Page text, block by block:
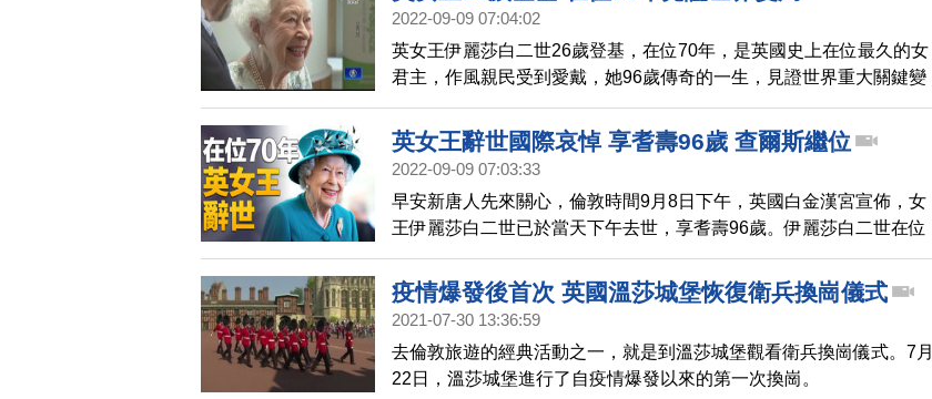
2022-09-09 07:04:02
英女王伊麗莎白二世26歲登基，在位70年，是英國史上在位最久的女
君主，作風親民受到愛戴，她96歲傳奇的一生，見證世界重大關鍵變
化，包括，1991 年英國參加波斯灣戰爭、1997年香港主權移交、
2020年中國武漢疫情擴至全球等等。
英女王辭世國際哀悼 享耆壽96歲 查爾斯繼位
2022-09-09 07:03:33
早安新唐人先來關心，倫敦時間9月8日下午，英國白金漢宮宣佈，女
王伊麗莎白二世已於當天下午去世，享耆壽96歲。伊麗莎白二世在位
70年，先後經歷15位首相，是全球史上在位最久的女君主；她也是54
個大英國協的元首，影響力深遠，女王辭世消息被公布後，國際領袖
第一時間發表哀悼，甚至降下半旗，接下來將由73歲的查爾斯王子，
疫情爆發後首次 英國溫莎城堡恢復衛兵換崗儀式
2021-07-30 13:36:59
去倫敦旅遊的經典活動之一，就是到溫莎城堡觀看衛兵換崗儀式。7月
22日，溫莎城堡進行了自疫情爆發以來的第一次換崗。